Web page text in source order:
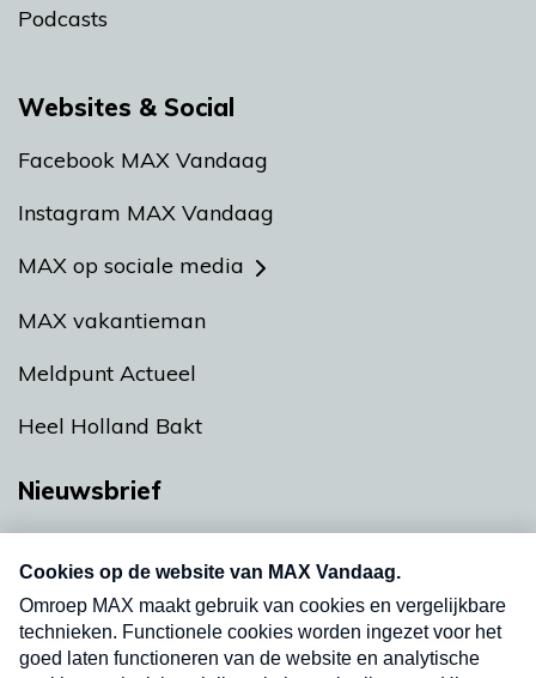
Podcasts
Websites & Social
Facebook MAX Vandaag
Instagram MAX Vandaag
MAX op sociale media
MAX vakantieman
Meldpunt Actueel
Heel Holland Bakt
Nieuwsbrief
nieuwsbrief. Elke vrijdag- en dinsdagochtend in
uw mailbox.
Verzend